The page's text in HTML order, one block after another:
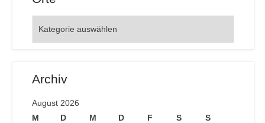
Archiv
August 2026
M
D M D F S S